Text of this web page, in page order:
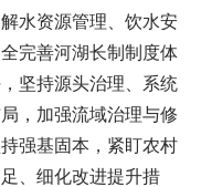
水资源管理、饮水安
完善河湖长制制度体
坚持源头治理、系统
，加强流域治理与修
强基固本，紧盯农村
、细化改进提升措